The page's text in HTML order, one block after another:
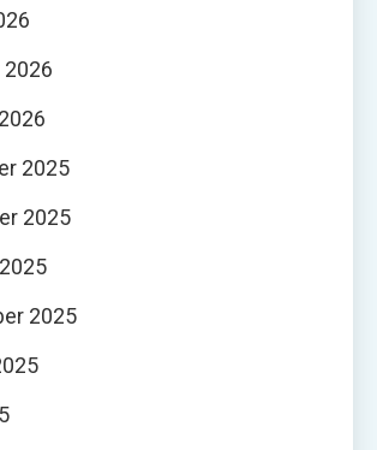
2026
2025
2025
2025